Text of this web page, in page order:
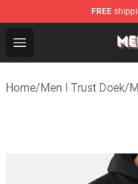
FREE
Open menu
Men I Trust Shop -
Home/Men I Trust Doek/